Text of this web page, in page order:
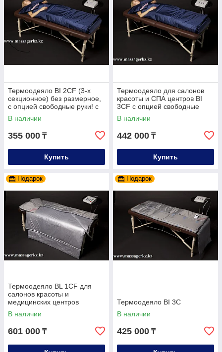
Термоодеяло BI 2CF (3-х
секционное) без размерное,
с опцией свободные руки! с
возможность отключения
секции
В наличии
355 000 ₸
Купить
Термоодеяло для салонов
красоты и СПА центров BI
3CF с опцией свободные
руки (под все размеры)
В наличии
442 000 ₸
Купить
Подарок
Термоодеяло BL 1CF для
салонов красоты и
медицинских центров
В наличии
601 000 ₸
Подарок
Термоодеяло BI 3С
В наличии
425 000 ₸